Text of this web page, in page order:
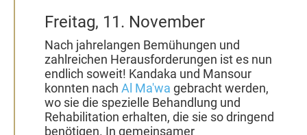
Freitag, 11. November
Nach jahrelangen Bemühungen und
zahlreichen Herausforderungen ist es nun
endlich soweit! Kandaka und Mansour
konnten nach Al Ma'wa gebracht werden,
wo sie die spezielle Behandlung und
Rehabilitation erhalten, die sie so dringend
benötigen. In gemeinsamer